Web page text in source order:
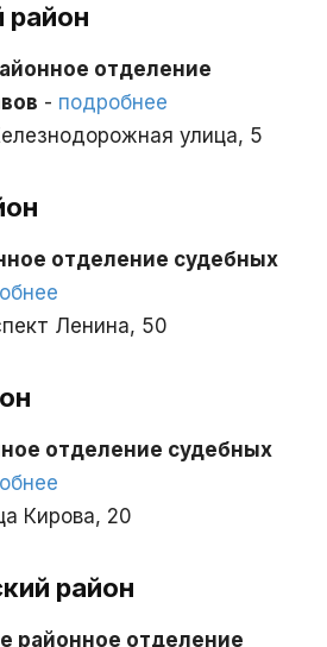
район
отделение
- подробнее
улица, 5
отделение судебных
Ленина, 50
отделение судебных
Кирова, 20
район
районное отделение